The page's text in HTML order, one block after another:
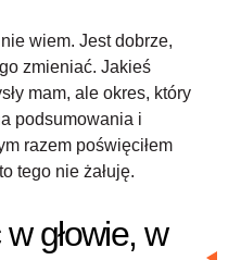
wiem. Jest dobrze,
zmieniać. Jakieś
mam, ale okres, który
podsumowania i
razem poświęciłem
tego nie żałuję.
głowie, w